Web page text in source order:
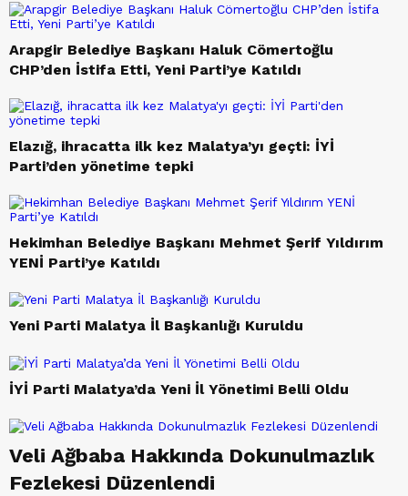
Arapgir Belediye Başkanı Haluk Cömertoğlu
CHP’den İstifa Etti, Yeni Parti’ye Katıldı
Veli Ağbaba Hakkında Dokunulmazlık
Fezlekesi Düzenlendi
Elazığ, ihracatta ilk kez Malatya’yı geçti: İYİ
Parti’den yönetime tepki
Hekimhan Belediye Başkanı Mehmet Şerif Yıldırım
YENİ Parti’ye Katıldı
Yeni Parti Malatya İl Başkanlığı Kuruldu
İYİ Parti Malatya’da Yeni İl Yönetimi Belli Oldu